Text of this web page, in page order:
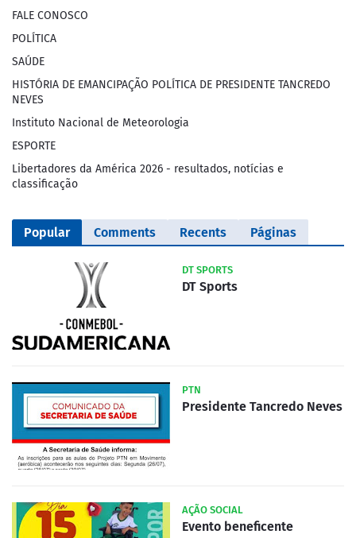
FALE CONOSCO
POLÍTICA
SAÚDE
HISTÓRIA DE EMANCIPAÇÃO POLÍTICA DE PRESIDENTE TANCREDO
NEVES
Instituto Nacional de Meteorologia
ESPORTE
Libertadores da América 2026 - resultados, notícias e
classificação
Popular Comments Recents Páginas
DT SPORTS
DT Sports
PTN
Presidente Tancredo Neves
AÇÃO SOCIAL
Evento beneficente